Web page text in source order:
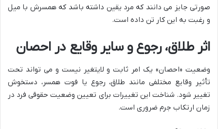
صورتی جایز می دانند که مرد یقین داشته باشد که همسرش با میل
و رغبت به این کار تن داده است.
اثر طلاق، رجوع و سایر وقایع در احصان
وضعیت «احصان» یک امر ثابت و لایتغیر نیست و می تواند تحت
تأثیر وقایع مختلفی مانند طلاق، رجوع یا فوت همسر، دستخوش
تغییر شود. شناخت این تغییرات برای تعیین وضعیت حقوقی فرد در
زمان ارتکاب جرم ضروری است.